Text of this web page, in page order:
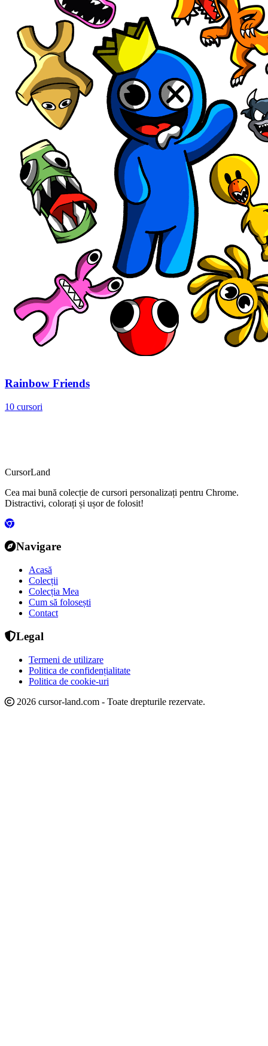
Rainbow Friends
10 cursori
CursorLand
Cea mai bună colecție de cursori personalizați pentru Chrome.
Distractivi, colorați și ușor de folosit!
Navigare
Acasă
Colecții
Colecția Mea
Cum să folosești
Contact
Legal
Termeni de utilizare
Politica de confidențialitate
Politica de cookie-uri
2026 cursor-land.com - Toate drepturile rezervate.